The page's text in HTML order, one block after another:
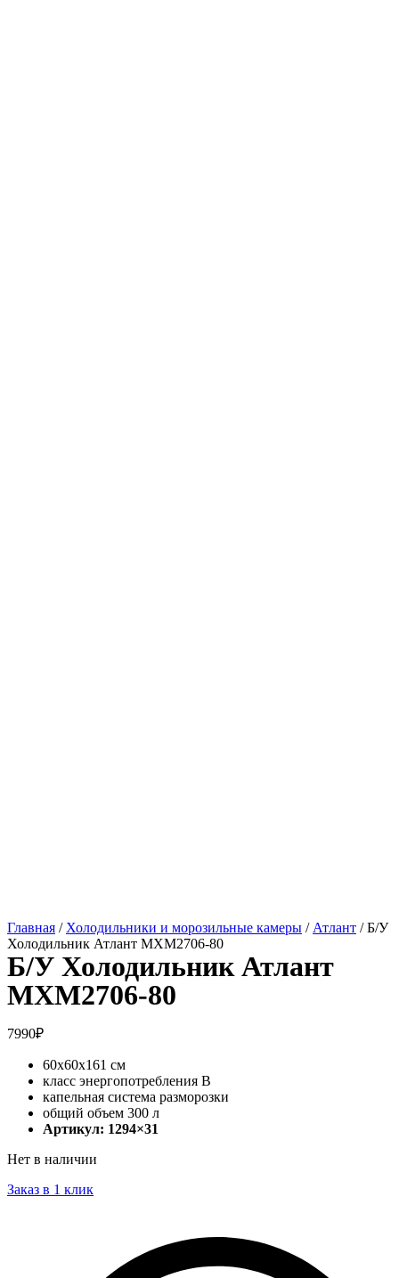
Главная / Холодильники и морозильные камеры / Атлант / Б/У
Холодильник Атлант MXM2706-80
Б/У Холодильник Атлант
MXM2706-80
7990₽
60х60х161 см
класс энергопотребления B
капельная система разморозки
общий объем 300 л
Артикул: 1294×31
Нет в наличии
Заказ в 1 клик